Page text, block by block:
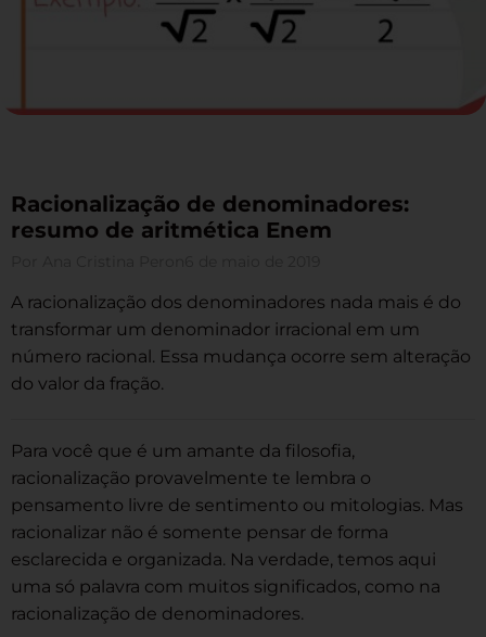
Racionalização de denominadores:
resumo de aritmética Enem
A racionalização dos denominadores nada mais é do
transformar um denominador irracional em um
número racional. Essa mudança ocorre sem alteração
do valor da fração.
Para você que é um amante da filosofia,
racionalização provavelmente te lembra o
pensamento livre de sentimento ou mitologias. Mas
racionalizar não é somente pensar de forma
esclarecida e organizada. Na verdade, temos aqui
uma só palavra com muitos significados, como na
racionalização de denominadores.